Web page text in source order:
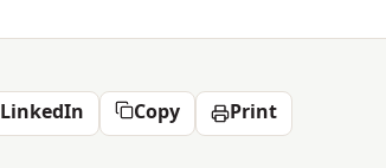
LinkedIn Copy Print